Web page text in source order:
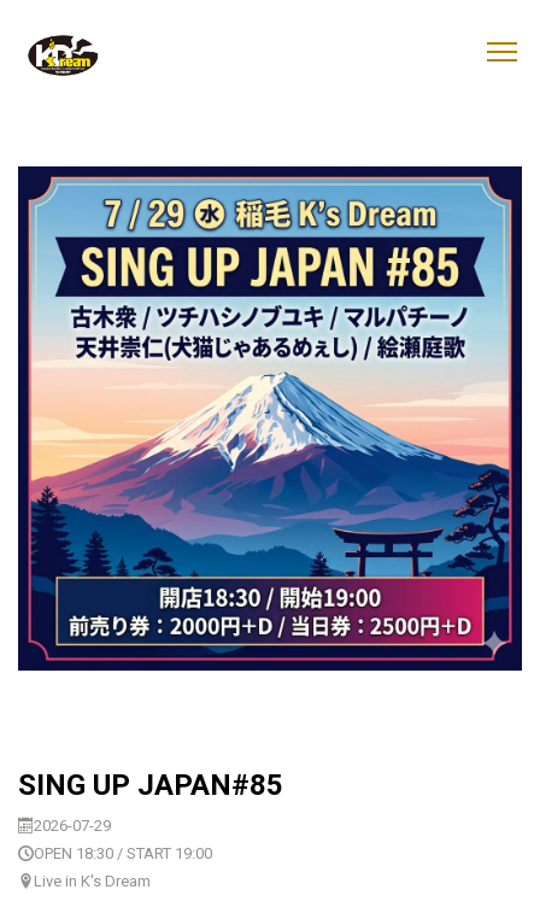
SING UP JAPAN#85
2026-07-29
OPEN 18:30 / START 19:00
Live in K's Dream